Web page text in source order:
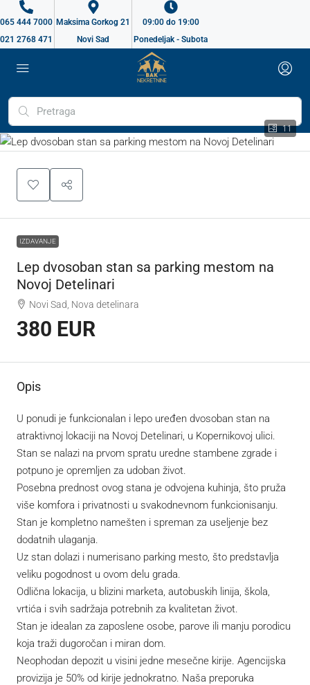
065 444 7000
021 2768 471
Maksima Gorkog 21
Novi Sad
09:00 do 19:00
Ponedeljak - Subota
11
IZDAVANJE
Lep dvosoban stan sa parking mestom na
Novoj Detelinari
Novi Sad, Nova detelinara
380 EUR
Opis
U ponudi je funkcionalan i lepo uređen dvosoban stan na
atraktivnoj lokaciji na Novoj Detelinari, u Kopernikovoj ulici.
Stan se nalazi na prvom spratu uredne stambene zgrade i
potpuno je opremljen za udoban život.
Posebna prednost ovog stana je odvojena kuhinja, što pruža
više komfora i privatnosti u svakodnevnom funkcionisanju.
Stan je kompletno namešten i spreman za useljenje bez
dodatnih ulaganja.
Uz stan dolazi i numerisano parking mesto, što predstavlja
veliku pogodnost u ovom delu grada.
Odlična lokacija, u blizini marketa, autobuskih linija, škola,
vrtića i svih sadržaja potrebnih za kvalitetan život.
Stan je idealan za zaposlene osobe, parove ili manju porodicu
koja traži dugoročan i miran dom.
Neophodan depozit u visini jedne mesečne kirije. Agencijska
provizija je 50% od kirije jednokratno. Naša preporuka